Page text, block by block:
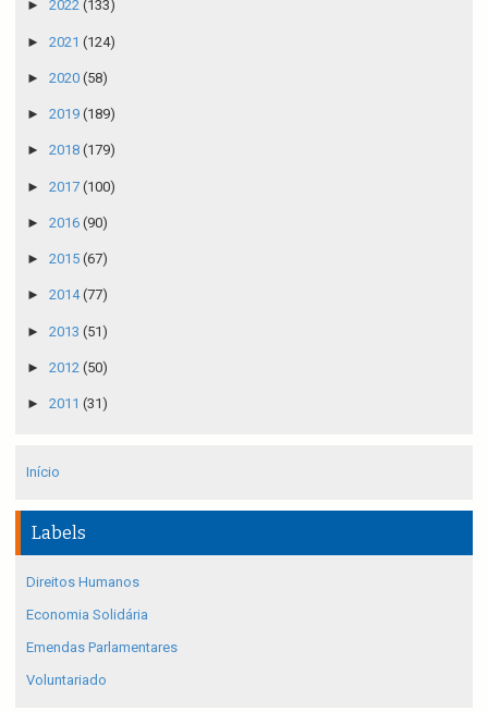
► 2022 (133)
► 2021 (124)
► 2020 (58)
► 2019 (189)
► 2018 (179)
► 2017 (100)
► 2016 (90)
► 2015 (67)
► 2014(77)
► 2013 (51)
► 2012 (50)
► 2011 (31)
Início
Labels
Direitos Humanos
Economia Solidária
Emendas Parlamentares
Voluntariado